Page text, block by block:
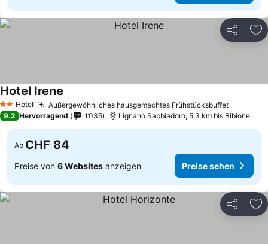
Teilen
2 Sterne
Hotel Außergewöhnliches hausgemachtes Frühstücksbuffet
Hotel Irene
9.2 Hervorragend 1’035 Lignano Sabbiadoro, 5.3 km bis Bibione
Ab CHF 84
Preise von 6 Websites anzeigen Preise sehen
Teilen